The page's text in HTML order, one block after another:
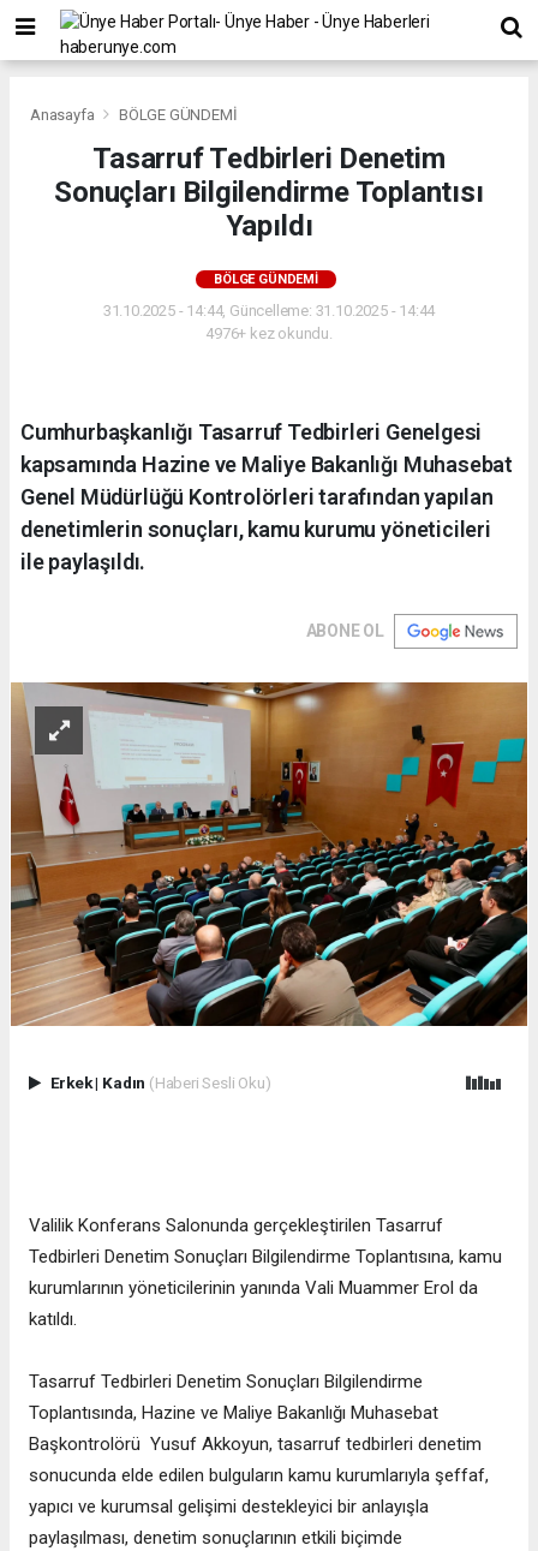
Anasayfa BÖLGE GÜNDEMİ
Tasarruf Tedbirleri Denetim
Sonuçları Bilgilendirme Toplantısı
Yapıldı
BÖLGE GÜNDEMİ
31.10.2025 - 14:44, Güncelleme: 31.10.2025 - 14:44
4976+ kez okundu.
Cumhurbaşkanlığı Tasarruf Tedbirleri Genelgesi
kapsamında Hazine ve Maliye Bakanlığı Muhasebat
Genel Müdürlüğü Kontrolörleri tarafından yapılan
denetimlerin sonuçları, kamu kurumu yöneticileri
ile paylaşıldı.
ABONE OL
Erkek| Kadın (Haberi Sesli Oku)
Valilik Konferans Salonunda gerçekleştirilen Tasarruf
Tedbirleri Denetim Sonuçları Bilgilendirme Toplantısına, kamu
kurumlarının yöneticilerinin yanında Vali Muammer Erol da
katıldı.
Tasarruf Tedbirleri Denetim Sonuçları Bilgilendirme
Toplantısında, Hazine ve Maliye Bakanlığı Muhasebat
Başkontrolörü Yusuf Akkoyun, tasarruf tedbirleri denetim
sonucunda elde edilen bulguların kamu kurumlarıyla şeffaf,
yapıcı ve kurumsal gelişimi destekleyici bir anlayışla
paylaşılması, denetim sonuçlarının etkili biçimde